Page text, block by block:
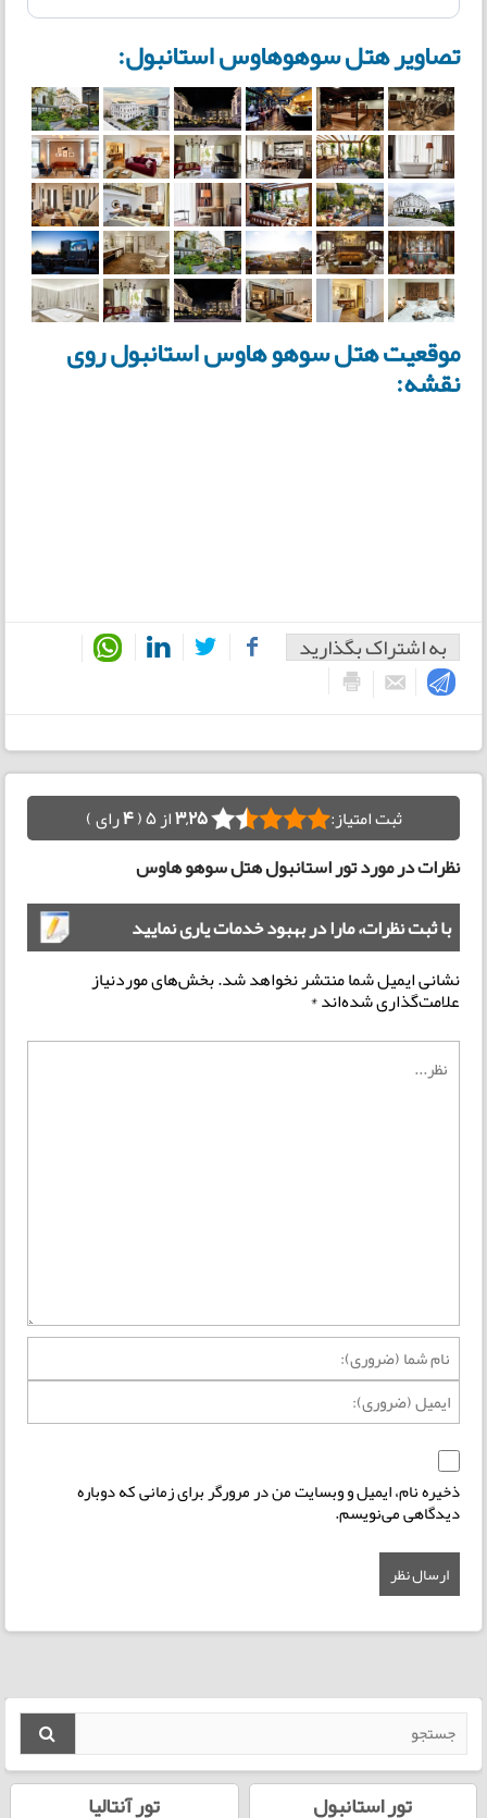
تصاویر هتل سوهوهاوس استانبول:
موقعیت هتل سوهو هاوس استانبول روی
نقشه:
به اشتراک بگذارید
ثبت امتیاز: 3,25از 5 ( 4رای )
نظرات در مورد تور استانبول هتل سوهو هاوس
با ثبت نظرات، مارا در بهبود خدمات یاری نمایید
نشانی ایمیل شما منتشر نخواهد شد.بخش‌های موردنیاز
علامت‌گذاری شده‌اند*
ذخیره نام، ایمیل و وبسایت من در مرورگر برای زمانی که دوباره
دیدگاهی می‌نویسم.
تور استانبول تور آنتالیا